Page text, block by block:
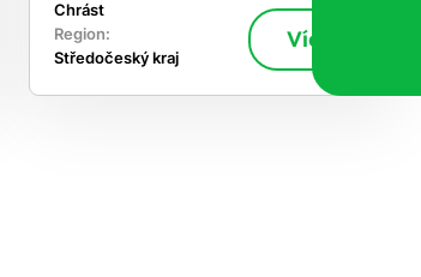
Chrást
Region:
Středočeský kraj
Více